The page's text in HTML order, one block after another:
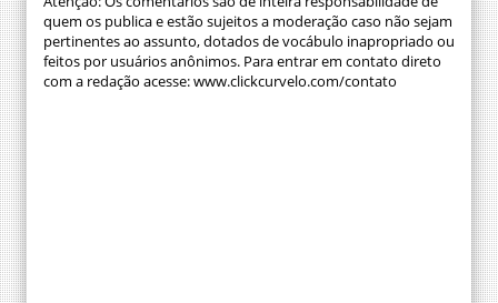
quem os publica e estão sujeitos a moderação caso não sejam
pertinentes ao assunto, dotados de vocábulo inapropriado ou
feitos por usuários anônimos. Para entrar em contato direto
com a redação acesse: www.clickcurvelo.com/contato